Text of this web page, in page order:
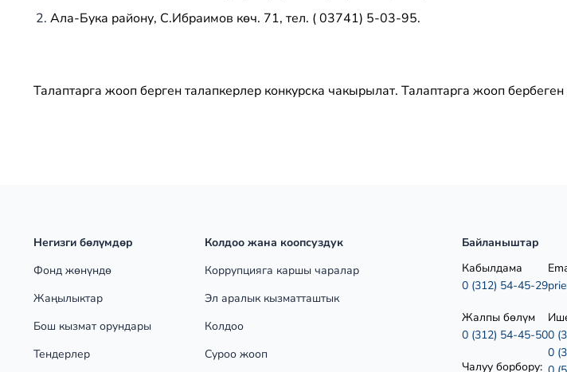
Ала-Бука району, С.Ибраимов көч. 71, тел. ( 03741) 5-03-95.
Талаптарга жооп берген талапкерлер конкурска чакырылат. Талаптарга жооп
Негизги бөлүмдөр
Фонд жөнүндө
Жаңылыктар
Бош кызмат орундары
Тендерлер
Колдоо жана коопсуздук
Коррупцияга каршы чаралар
Эл аралык кызматташтык
Колдоо
Суроо жооп
Байланыштар
Кабылдама
0 (312) 54-45-29
Жалпы бөлүм
0 (312) 54-45-50
Чалуу борбору:
0
0